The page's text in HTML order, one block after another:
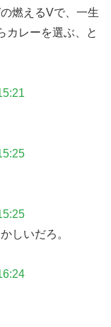
燃えるVで、一生
カレーを選ぶ、と
しいだろ。